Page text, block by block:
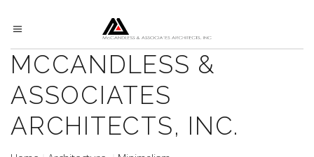
MCCANDLESS &
ASSOCIATES
ARCHITECTS, INC.